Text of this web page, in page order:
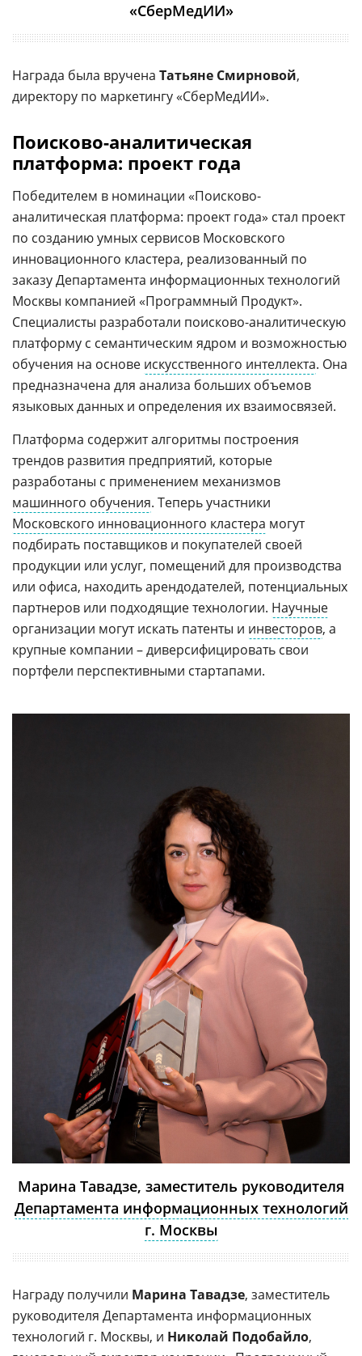
«СберМедИИ»
Награда была вручена Татьяне Смирновой,
директору по маркетингу «СберМедИИ».
Поисково-аналитическая
платформа: проект года
Победителем в номинации «Поисково-
аналитическая платформа: проект года» стал проект
по созданию умных сервисов Московского
инновационного кластера, реализованный по
заказу Департамента информационных технологий
Москвы компанией «Программный Продукт».
Специалисты разработали поисково-аналитическую
платформу с семантическим ядром и возможностью
обучения на основе искусственного интеллекта. Она
предназначена для анализа больших объемов
языковых данных и определения их взаимосвязей.
Платформа содержит алгоритмы построения
трендов развития предприятий, которые
разработаны с применением механизмов
машинного обучения. Теперь участники
Московского инновационного кластера могут
подбирать поставщиков и покупателей своей
продукции или услуг, помещений для производства
или офиса, находить арендодателей, потенциальных
партнеров или подходящие технологии. Научные
организации могут искать патенты и инвесторов, а
крупные компании – диверсифицировать свои
портфели перспективными стартапами.
Марина Тавадзе, заместитель руководителя
Департамента информационных технологий
г. Москвы
Награду получили Марина Тавадзе, заместитель
руководителя Департамента информационных
технологий г. Москвы, и Николай Подобайло,